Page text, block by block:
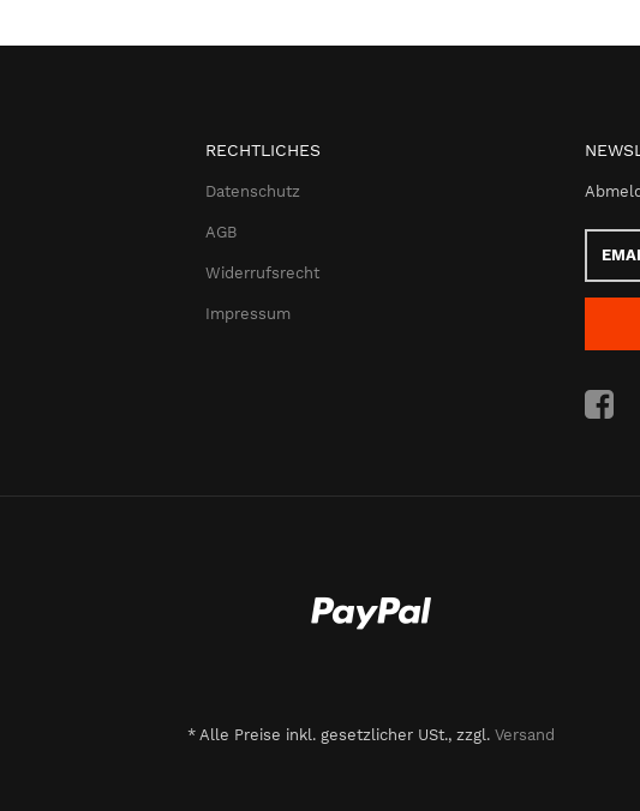
RECHTLICHES
Datenschutz
AGB
Widerrufsrecht
Impressum
* Alle Preise inkl. gesetzlicher USt., zzgl. Versand